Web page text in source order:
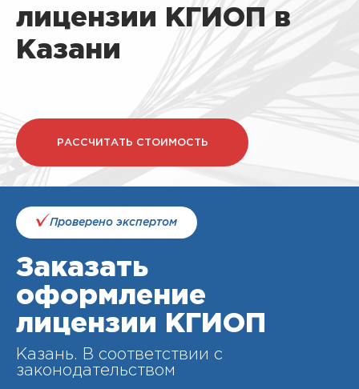
лицензии КГИОП в
Казани
РАССЧИТАТЬ СТОИМОСТЬ
Проверено экспертом
Заказать
оформление
лицензии КГИОП
Казань. В соответствии с
законодательством